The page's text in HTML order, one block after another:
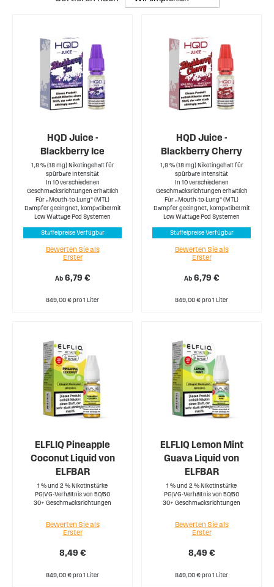
HQD Juice -
Blackberry Ice
1,8 % (18 mg) Nikotingehalt für
spürbare Intensität
In 10 verschiedenen
Geschmacksrichtungen erhältlich
Für „Mouth-to-Lung“ (MTL)
Dampfer geeingnet, kompatibel mit
Low Wattage Pod Systemen
Staffelpreise Verfügbar
Ab 6,79 €
Bewerten Sie als
Erster
849,00 € pro 1 Liter
HQD Juice -
Blackberry Cherry
1,8 % (18 mg) Nikotingehalt für
spürbare Intensität
In 10 verschiedenen
Geschmacksrichtungen erhältlich
Für „Mouth-to-Lung“ (MTL)
Dampfer geeingnet, kompatibel mit
Low Wattage Pod Systemen
Staffelpreise Verfügbar
Ab 6,79 €
Bewerten Sie als
Erster
849,00 € pro 1 Liter
ELFLIQ Pineapple
Coconut Liquid von
ELFBAR
1 % und 2 % Nikotinstärke
PG/VG-Verhältnis von 50/50
30+ Geschmacksrichtungen
8,49 €
Bewerten Sie als
Erster
849,00 € pro 1 Liter
ELFLIQ Lemon Mint
Guava Liquid von
ELFBAR
1 % und 2 % Nikotinstärke
PG/VG-Verhältnis von 50/50
30+ Geschmacksrichtungen
8,49 €
Bewerten Sie als
Erster
849,00 € pro 1 Liter